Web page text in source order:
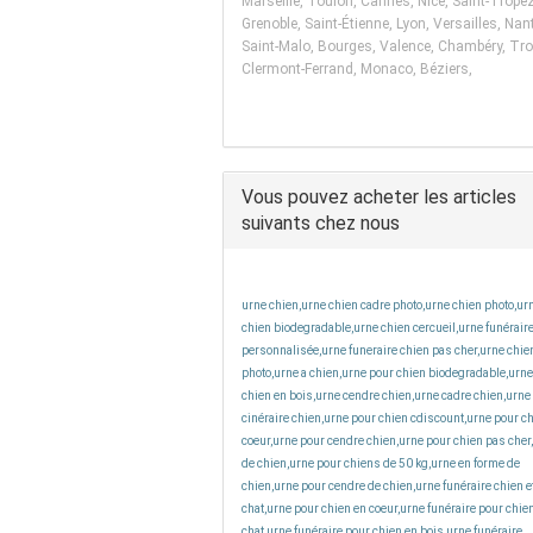
Grenoble, Saint-Étienne, Lyon, Versailles,
Saint-Malo, Bourges, Valence, Chambéry,
Clermont-Ferrand, Monaco, Béziers,
Vous pouvez acheter les articles
suivants chez nous
urne chien,urne chien cadre photo,urne chien
chien biodegradable,urne chien cercueil,urne
personnalisée,urne funeraire chien pas cher,urne
photo,urne a chien,urne pour chien
chien en bois,urne cendre chien,urne cadre chien,urne
cinéraire chien,urne pour chien cdiscount,urne pour
coeur,urne pour cendre chien,urne pour chien pas
de chien,urne pour chiens de 50 kg,urne en forme de
chien,urne pour cendre de chien,urne funéraire chien
chat,urne pour chien en coeur,urne funéraire pour